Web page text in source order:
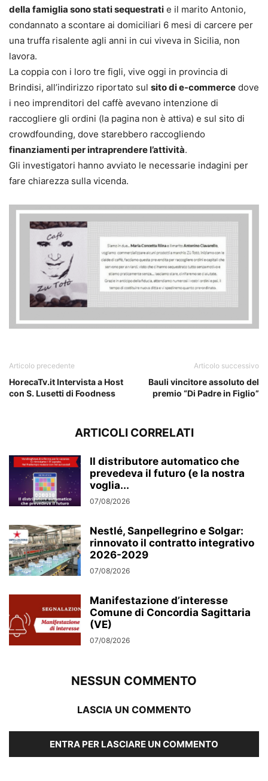
della famiglia sono stati sequestrati e il marito Antonio,
condannato a scontare ai domiciliari 6 mesi di carcere per
una truffa risalente agli anni in cui viveva in Sicilia, non
lavora.
La coppia con i loro tre figli, vive oggi in provincia di
Brindisi, all’indirizzo riportato sul sito di e-commerce dove
i neo imprenditori del caffè avevano intenzione di
raccogliere gli ordini (la pagina non è attiva) e sul sito di
crowdfounding, dove starebbero raccogliendo
finanziamenti per intraprendere l’attività.
Gli investigatori hanno avviato le necessarie indagini per
fare chiarezza sulla vicenda.
Articolo precedente
HorecaTv.it Intervista a Host
con S. Lusetti di Foodness
Articolo successivo
Bauli vincitore assoluto del
premio “Di Padre in Figlio”
ARTICOLI CORRELATI
Il distributore automatico che
prevedeva il futuro (e la nostra
voglia...
07/08/2026
Nestlé, Sanpellegrino e Solgar:
rinnovato il contratto integrativo
2026-2029
07/08/2026
Manifestazione d’interesse
Comune di Concordia Sagittaria
(VE)
07/08/2026
NESSUN COMMENTO
LASCIA UN COMMENTO
ENTRA PER LASCIARE UN COMMENTO